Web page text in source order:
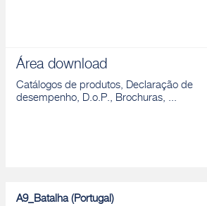
Área download
Catálogos de produtos, Declaração de
desempenho, D.o.P., Brochuras, ...
A9_Batalha (Portugal)